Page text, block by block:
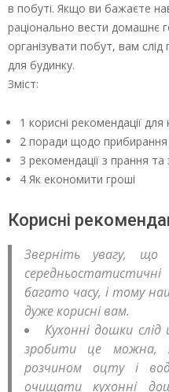
в побуті. Якщо ви бажаєте
раціонально вести домашнє
організувати побут, вам
для будинку.
Зміст:
1 корисні рекомендації для
2 поради щодо прибирання
3 рекомендації з прання та
4 Як економити гроші
Корисні
Зверніть увагу,
багато часу, і тому
дуже корисні вам.
Кухонні дошки
зробити це можна,
розчином оцту і
очищати кухонні